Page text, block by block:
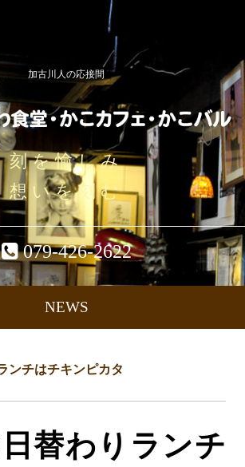
加古川人の応接間
刻を愉しみ
想いを刻む
079-426-2622
NEWS
ンチはチキンピカタ
替わりランチ